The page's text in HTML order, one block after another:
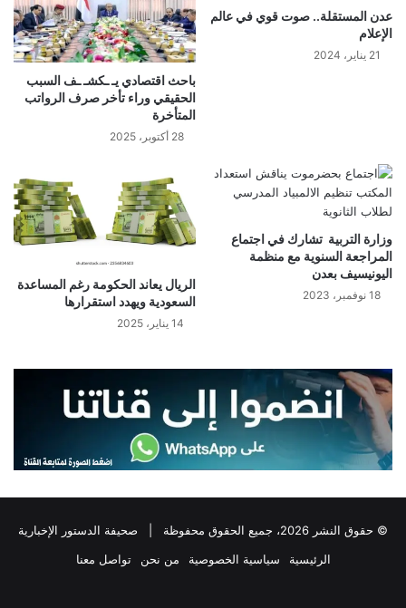
عدن المستقلة.. صوت قوي في عالم
الإعلام
21 يناير، 2024
باحث اقتصادي يـ ـكشـ ـف السبب
الحقيقي وراء تأخر صرف الرواتب
المتأخرة
28 أكتوبر، 2025
وزارة التربية تشارك في اجتماع
المراجعة السنوية مع منظمة
اليونيسيف بعدن
18 نوفمبر، 2023
الريال يعاند الحكومة رغم المساعدة
السعودية ويهدد استقرارها
14 يناير، 2025
© حقوق النشر 2026، جميع الحقوق محفوظة |
صحيفة الدستور الإخبارية
الرئيسية
سياسية الخصوصية من نحن تواصل معنا